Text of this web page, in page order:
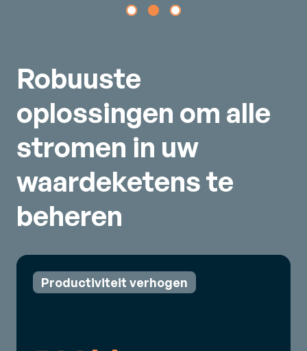
Robuuste
oplossingen om alle
stromen in uw
waardeketens te
beheren
Productiviteit verhogen